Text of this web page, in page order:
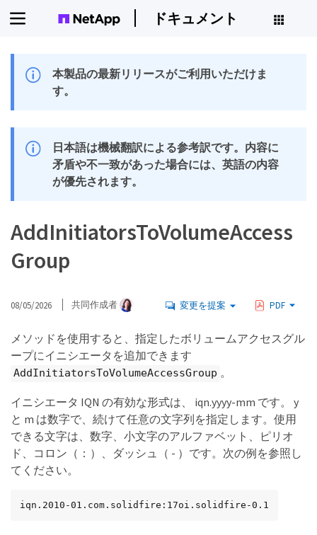
ドキュメント
本製品の最新リリースがご利用いただけま
す。
日本語は機械翻訳による参考訳です。内容に
矛盾や不一致があった場合には、英語の内容
が優先されます。
AddInitiatorsToVolumeAccess
Group
08/05/2026 共同作成者 変更を提案 PDF
メソッドを使用すると、指定したボリュームアクセスグル
ープにイニシエータを追加できます
AddInitiatorsToVolumeAccessGroup 。
イニシエータ IQN の有効な形式は、 iqn.yyyy-mm です。 y
と m は数字で、続けて任意の文字列を指定します。使用
できる文字は、数字、小文字のアルファベット、ピリオ
ド、コロン（：）、ダッシュ（ - ）です。次の例を参照し
てください。
iqn.2010-01.com.solidfire:17oi.solidfire-0.1